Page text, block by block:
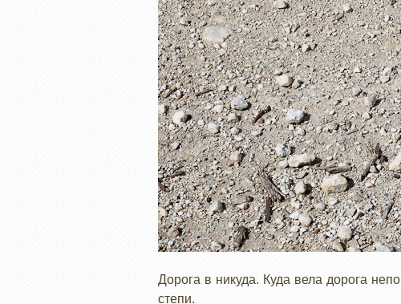
Дорога в никуда. Куда вела дорога
степи.